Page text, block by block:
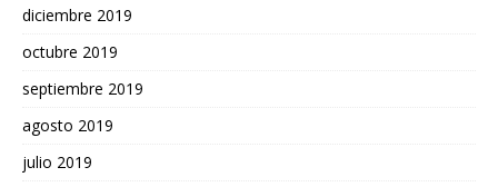
diciembre 2019
octubre 2019
septiembre 2019
agosto 2019
julio 2019